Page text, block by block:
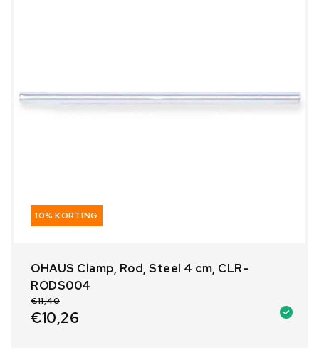
10% KORTING
OHAUS Clamp, Rod, Steel 4 cm, CLR-
RODS004
€11,40
€10,26